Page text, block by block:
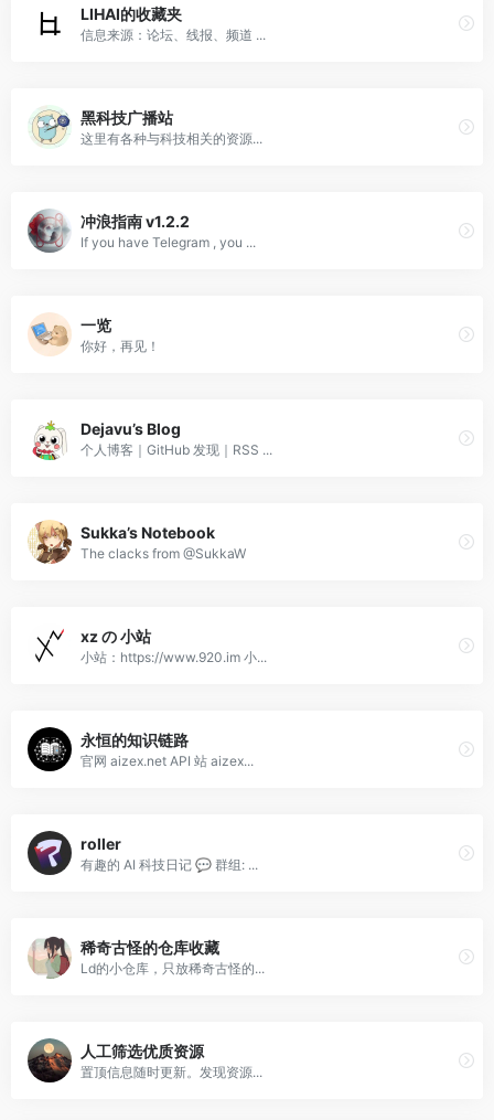
LIHAI的收藏夹
信息来源：论坛、线报、频道 ...
黑科技广播站
这里有各种与科技相关的资源...
冲浪指南 v1.2.2
If you have Telegram , you ...
一览
你好，再见！
Dejavu’s Blog
个人博客｜GitHub 发现｜RSS ...
Sukka’s Notebook
The clacks from @SukkaW
xz の 小站
小站：https://www.920.im 小...
永恒的知识链路
官网 aizex.net API 站 aizex...
roller
有趣的 AI 科技日记 💬 群组: ...
稀奇古怪的仓库收藏
Ld的小仓库，只放稀奇古怪的...
人工筛选优质资源
置顶信息随时更新。发现资源...